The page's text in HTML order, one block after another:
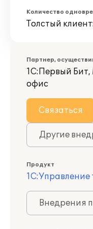
Количество
Толстый
Партнер,
1С:Первый
офис
Связаться
Другие
Продукт
1С:Управление
Внедрения